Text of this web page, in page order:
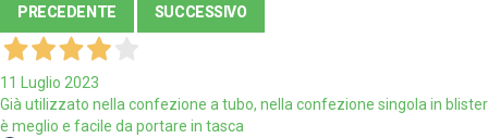
PRECEDENTE
SUCCESSIVO
11 Luglio 2023
Già utilizzato nella confezione a tubo, nella confezione singola in blister
è meglio e facile da portare in tasca